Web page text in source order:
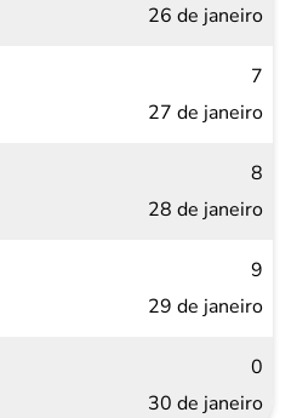
26 de janeiro
7
27 de janeiro
8
28 de janeiro
9
29 de janeiro
0
30 de janeiro